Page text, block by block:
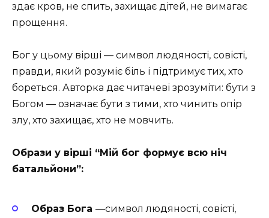
здає кров, не спить, захищає дітей, не вимагає
прощення.
Бог у цьому вірші — символ людяності, совісті,
правди, який розуміє біль і підтримує тих, хто
бореться. Авторка дає читачеві зрозуміти: бути з
Богом — означає бути з тими, хто чинить опір
злу, хто захищає, хто не мовчить.
Образи у вірші “Мій бог формує всю ніч
батальйони”:
Образ Бога —символ людяності, совісті,